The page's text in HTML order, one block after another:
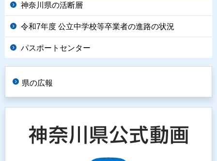
神奈川県の活断層
令和7年度 公立中学校等卒業者の進路の状況
パスポートセンター
県の広報